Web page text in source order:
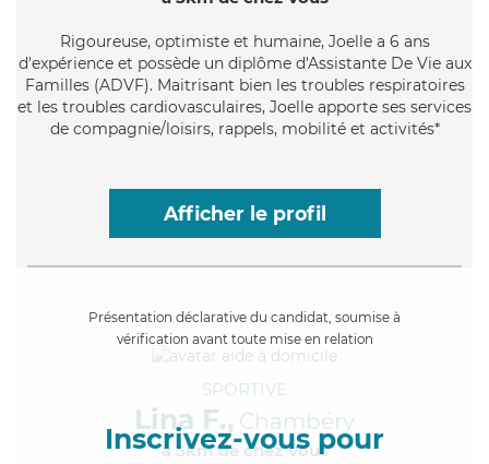
Rigoureuse, optimiste et humaine, Joelle a 6 ans
d'expérience et possède un diplôme d'Assistante De Vie aux
Familles (ADVF). Maitrisant bien les troubles respiratoires
et les troubles cardiovasculaires, Joelle apporte ses services
de compagnie/loisirs, rappels, mobilité et activités*
Afficher le profil
Présentation déclarative du candidat, soumise à
vérification avant toute mise en relation
Inscrivez-vous pour
SPORTIVE
Lina F., Chambéry
à 5km de chez Vous